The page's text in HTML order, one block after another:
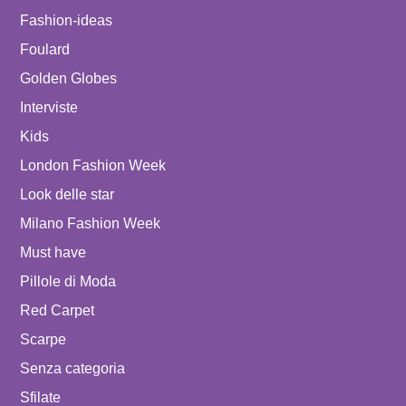
Fashion-ideas
Foulard
Golden Globes
Interviste
Kids
London Fashion Week
Look delle star
Milano Fashion Week
Must have
Pillole di Moda
Red Carpet
Scarpe
Senza categoria
Sfilate